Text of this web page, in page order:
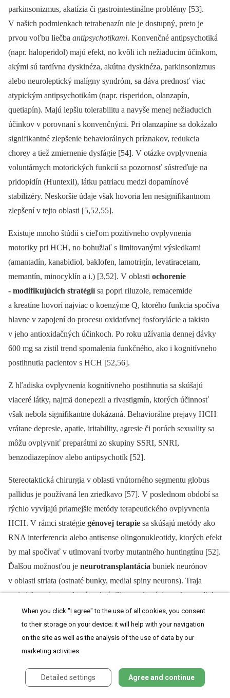
parkinsonizmus, akatízia či gastrointestinálne problémy [53].
V našich podmienkach tetrabenazín nie je dostupný, preto je
prvou voľbu liečba antipsychotikami. Konvenčné antipsychotiká
(napr. haloperidol) majú efekt, no kvôli ich nežiaducim účinkom,
akými sú tardívna dyskinéza, akútna dyskinéza, parkinsonizmus
alebo neuroleptický malígny syndróm, sa dáva prednosť viac
atypickým antipsychotikám (napr. risperidon, olanzapín,
quetiapín). Majú lepšiu tolerabilitu a navyše menej nežiaducich
účinkov v porovnaní s konvenčnými. Pri olanzapíne sa dokázalo
signifikantné zlepšenie behaviorálnych príznakov, redukcia
chorey a tiež zmiernenie dysfágie [54]. V otázke ovplyvnenia
voluntárnych motorických funkcií sa pozornosť sústreďuje na
pridopidín (Huntexil), látku patriacu medzi dopamínové
stabilizéry. Neskoršie údaje však hovoria len nesignifikantnom
zlepšení v tejto oblasti [5,52,55].
Existuje mnoho štúdií s cieľom pozitívneho ovplyvnenia
motoriky pri HCH, no bohužiaľ s limitovanými výsledkami
(amantadín, kanabidiol, baklofen, lamotrigín, levatiracetam,
memantín, minocyklín a i.) [3,52]. V oblasti ochorenie
‑⁠ modifikujúcich stratégiísa popri riluzole, remacemide
a kreatíne hovorí najviac o koenzýme Q, ktorého funkcia spočíva
hlavne v zapojení do procesu oxidatívnej fosforylácie a takisto
v jeho antioxidačných účinkoch. Po roku užívania dennej dávky
600 mg sa zistil trend spomalenia funkčného, ako i kognitívneho
postihnutia pacientov s HCH [52,56].
Z hľadiska ovplyvnenia kognitívneho postihnutia sa skúšajú
viaceré látky, najmä donepezil a rivastigmín, ktorých účinnosť
však nebola signifikantne dokázaná. Behaviorálne prejavy HCH
vrátane depresie, apatie, iritability, agresie či porúch sexuality sa
môžu ovplyvniť preparátmi zo skupiny SSRI, SNRI,
benzodiazepínov alebo antipsychotík [52].
Stereotaktická chirurgia v oblasti vnútorného segmentu globus
pallidus je po­užívaná len zriedkavo [57]. V poslednom období sa
rýchlo vyvíjajú priamejšie metódy terapeutického ovplyvnenia
HCH. V rámci stratégie génovej terapie sa skúšajú metódy ako
RNA interferencia alebo antisense olingonukleotidy, ktorých efekt
by mal spočívať v utlmovaní tvorby mutantného huntingtínu [52].
Ďalšou možnosťou je neurotransplantácia buniek neurónov
v oblasti striata (ostnaté bunky, medial spiny neurons). Traja
z piatich pacientov, ktorí podstúpili transplantáciu, vykazovali do
dvoch rokov po nej stabilizáciu alebo dokonca zlepšenie
v motorickej ako aj kognitívnej sfére, avšak tento efekt nebol
trvalý –⁠ odoznel 4 až 6 rokov po transplantácii [58].
Symptomatická liečba HCH má svoje mantinely v jej dočasnosti,
ako aj účinnosti, preto potreba kauzálnej terapie z hľadiska
perspektívy pacienta s týmto ochorením je najdôležitejším cieľom
When you click "I agree" to the use of all cookies, you consent
to their storage on your device; it will help with your navigation
on the site as well as the analysis of the use of data by our
marketing activities.
Detailed settings Agree and continue